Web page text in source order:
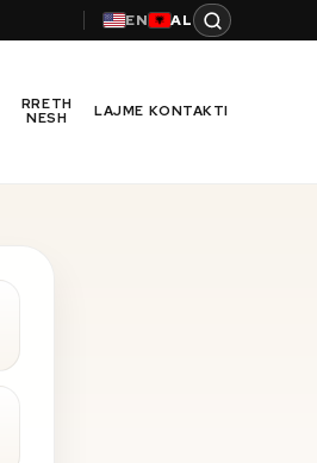
EN AL
RRETH
NESH LAJME KONTAKTI